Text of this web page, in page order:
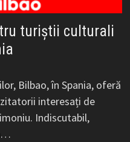
turiștii culturali
Bilbao, în Spania, oferă
interesați de
Indiscutabil,